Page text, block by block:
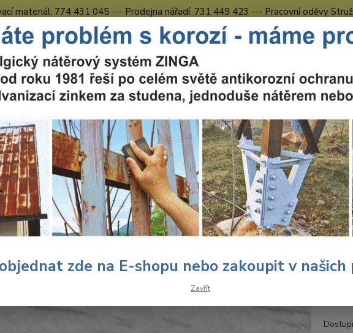
materiál: 774 431 045 --- Prodejna nářadí: 731 449 423 --- Pracovní oděvy
z výstav Obchodní podmínky Kontakty Česká Lípa
Hledat 731
8.00 hod. -
Úvod Ruční nářadí Nářadí Wolfcraft Dílna Sady nářadí do dílny
Wolfcraft Wolfcraft 150 dřevěných
2907000
Wolfcraft
zde na E-shopu nebo zakoupit v našich
Zavřít